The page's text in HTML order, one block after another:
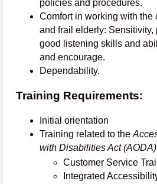
policies and procedures.
Comfort in working with the
and frail elderly: Sensitivity,
good listening skills and
and encourage.
Dependability.
Training Requirements:
Initial orientation
Training related to the
with Disabilities Act (AODA)
Customer Service
Integrated